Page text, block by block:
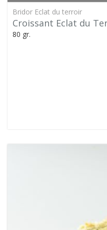
Bridor Eclat du terroir
Croissant Eclat du
80 gr.